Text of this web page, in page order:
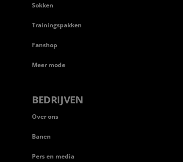
Sokken
Trainingspakken
Fanshop
Meer mode
BEDRIJVEN
Over ons
Banen
Pers en media